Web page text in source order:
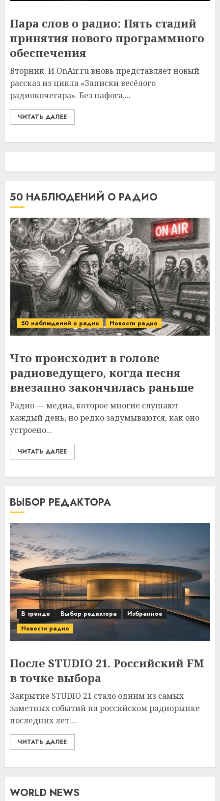
Пара слов о радио: Пять стадий
принятия нового программного
обеспечения
Вторник. И OnAir.ru вновь представляет новый
рассказ из цикла «Записки весёлого
радиокочегара». Без пафоса,...
ЧИТАТЬ ДАЛЕЕ
50 НАБЛЮДЕНИЙ О РАДИО
50 наблюдений о радио Новости радио
Что происходит в голове
радиоведущего, когда песня
внезапно закончилась раньше
Радио — медиа, которое многие слушают
каждый день, но редко задумываются, как оно
устроено...
ЧИТАТЬ ДАЛЕЕ
ВЫБОР РЕДАКТОРА
В тренде Выбор редактора
Избранное
Новости радио
После STUDIO 21. Российский FM
в точке выбора
Закрытие STUDIO 21 стало одним из самых
заметных событий на российском радиорынке
последних лет....
ЧИТАТЬ ДАЛЕЕ
WORLD NEWS